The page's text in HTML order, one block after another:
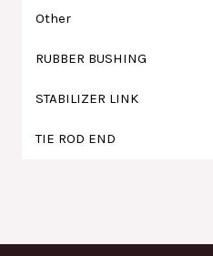
Other
RUBBER BUSHING
STABILIZER LINK
TIE ROD END